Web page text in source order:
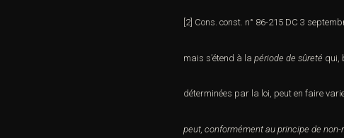
[2] Cons. const. n° 86-215 DC 3
mais s’étend à la période de sûreté qui,
déterminées par la loi, peut en faire
peut, conformément au principe de